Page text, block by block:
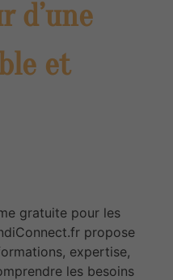
d’une
et
gratuite pour les
propose
expertise,
les besoins